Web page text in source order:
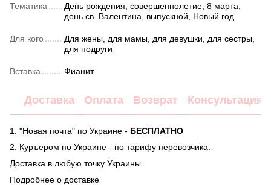
Тематика
День рождения, совершеннолетие, 8 марта,
день св. Валентина, выпускной, Новый год
Для кого
Для жены, для мамы, для девушки, для сестры,
для подруги
Вставка Фианит
Доставка Оплата Возврат Консультация
1. "Новая почта" по Украине - БЕСПЛАТНО
2. Куръером по Украине - по тарифу перевозчика.
Доставка в любую точку Украины.
Подробнее о доставке